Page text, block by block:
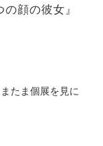
顔の彼女』
たま個展を見に